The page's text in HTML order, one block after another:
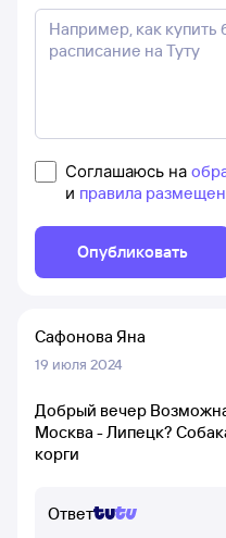
Соглашаюсь на
и правила
Опубликовать
Сафонова Яна
19 июля 2024
Добрый вечер
Москва - Липецк?
корги
Ответ